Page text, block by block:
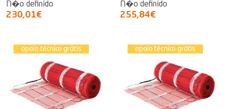
N�o definido
230,01€
N�o definido
255,84€
apoio técnico grátis apoio técnico grátis